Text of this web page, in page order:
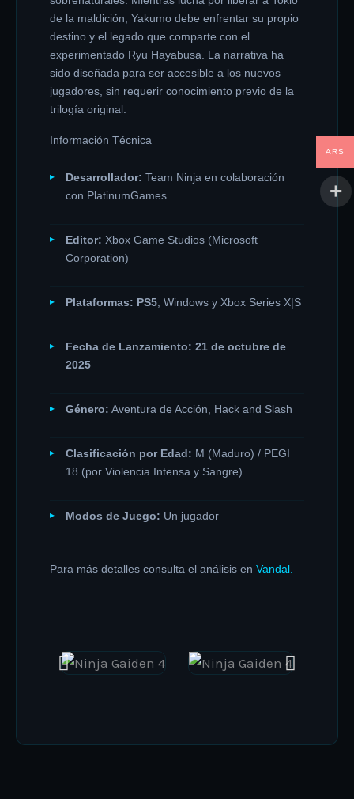
de la maldición, Yakumo debe enfrentar su propio
destino y el legado que comparte con el
experimentado Ryu Hayabusa. La narrativa ha
sido diseñada para ser accesible a los nuevos
jugadores, sin requerir conocimiento previo de la
trilogía original.
Información Técnica
Desarrollador: Team Ninja en colaboración
con PlatinumGames
Editor: Xbox Game Studios (Microsoft
Corporation)
Plataformas: PS5, Windows y Xbox Series X|S
Fecha de Lanzamiento: 21 de octubre de
2025
Género: Aventura de Acción, Hack and Slash
Clasificación por Edad: M (Maduro) / PEGI
18 (por Violencia Intensa y Sangre)
Modos de Juego: Un jugador
Para más detalles consulta el análisis en Vandal.
ARS